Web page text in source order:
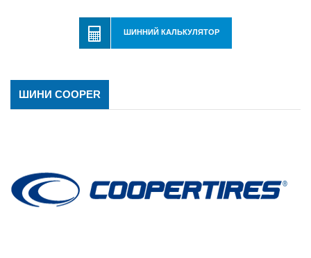
ШИННИЙ КАЛЬКУЛЯТОР
ШИНИ COOPER